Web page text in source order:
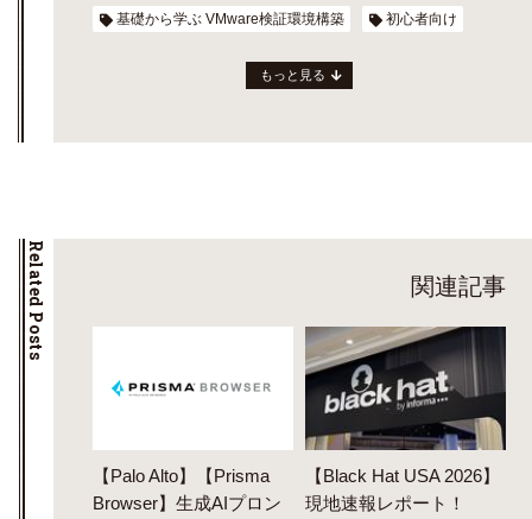
基礎から学ぶ VMware検証環境構築 初心者向け
もっと見る
Related Posts 関連記事
【Palo Alto】【Prisma
Browser】生成AIプロン
【Black Hat USA 2026】
現地速報レポート！